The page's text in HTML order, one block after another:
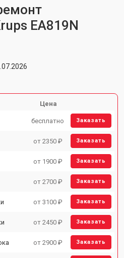
EA819N
Цена
бесплатно Заказать
от 2350 ₽ Заказать
от 1900 ₽ Заказать
от 2700 ₽ Заказать
от 3100 ₽ Заказать
от 2450 ₽ Заказать
от 2900 ₽ Заказать